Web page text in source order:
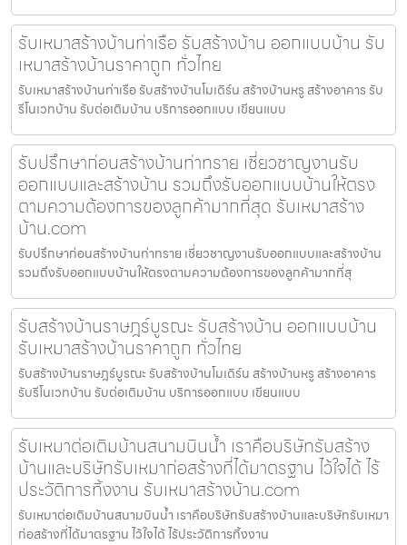
รับเหมาสร้างบ้านท่าเรือ รับสร้างบ้าน ออกแบบบ้าน รับ
เหมาสร้างบ้านราคาถูก ทั่วไทย
รับเหมาสร้างบ้านท่าเรือ รับสร้างบ้านโมเดิร์น สร้างบ้านหรู สร้างอาคาร รับ
รีโนเวทบ้าน รับต่อเติมบ้าน บริการออกแบบ เขียนแบบ
รับปรึกษาก่อนสร้างบ้านท่าทราย เชี่ยวชาญงานรับ
ออกแบบและสร้างบ้าน รวมถึงรับออกแบบบ้านให้ตรง
ตามความต้องการของลูกค้ามากที่สุด รับเหมาสร้าง
บ้าน.com
รับปรึกษาก่อนสร้างบ้านท่าทราย เชี่ยวชาญงานรับออกแบบและสร้างบ้าน
รวมถึงรับออกแบบบ้านให้ตรงตามความต้องการของลูกค้ามากที่สุ
รับสร้างบ้านราษฎร์บูรณะ รับสร้างบ้าน ออกแบบบ้าน
รับเหมาสร้างบ้านราคาถูก ทั่วไทย
รับสร้างบ้านราษฎร์บูรณะ รับสร้างบ้านโมเดิร์น สร้างบ้านหรู สร้างอาคาร
รับรีโนเวทบ้าน รับต่อเติมบ้าน บริการออกแบบ เขียนแบบ
รับเหมาต่อเติมบ้านสนามบินน้ำ เราคือบริษัทรับสร้าง
บ้านและบริษัทรับเหมาก่อสร้างที่ได้มาตรฐาน ไว้ใจได้ ไร้
ประวัติการทิ้งงาน รับเหมาสร้างบ้าน.com
รับเหมาต่อเติมบ้านสนามบินน้ำ เราคือบริษัทรับสร้างบ้านและบริษัทรับเหมา
ก่อสร้างที่ได้มาตรฐาน ไว้ใจได้ ไร้ประวัติการทิ้งงาน